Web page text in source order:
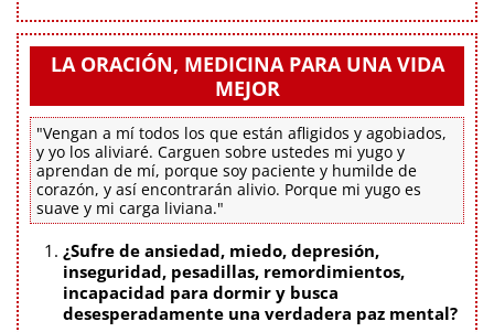
LA ORACIÓN, MEDICINA PARA UNA VIDA
MEJOR
"Vengan a mí todos los que están afligidos y agobiados,
y yo los aliviaré. Carguen sobre ustedes mi yugo y
aprendan de mí, porque soy paciente y humilde de
corazón, y así encontrarán alivio. Porque mi yugo es
suave y mi carga liviana."
¿Sufre de ansiedad, miedo, depresión,
inseguridad, pesadillas, remordimientos,
incapacidad para dormir y busca
desesperadamente una verdadera paz mental?